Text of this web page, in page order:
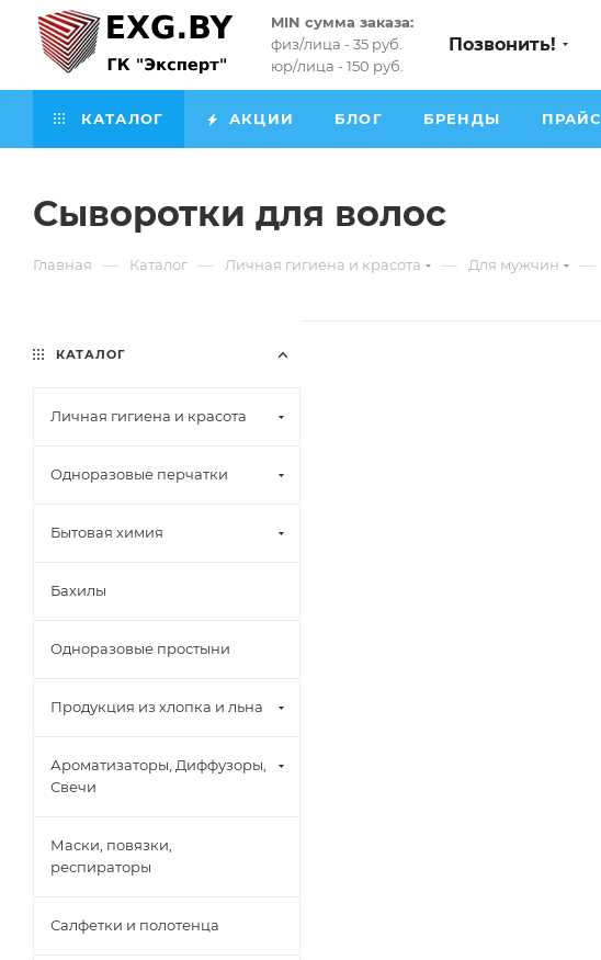
MIN сумма заказа:
физ/лица - 35 руб.
юр/лица - 150 руб.
Позвонить!
КАТАЛОГ АКЦИИ БЛОГ БРЕНДЫ ПРАЙС
Сыворотки для волос
Главная — Каталог — Личная гигиена и красота — Для мужчин —
КАТАЛОГ
Личная гигиена и красота
Одноразовые перчатки
Бытовая химия
Бахилы
Одноразовые простыни
Продукция из хлопка и льна
Ароматизаторы, Диффузоры,
Свечи
Маски, повязки,
респираторы
Салфетки и полотенца